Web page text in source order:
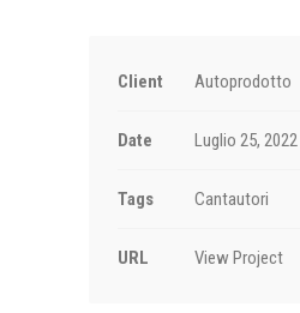
Client Autoprodotto
Date Luglio 25, 2022
Tags Cantautori
URL View Project